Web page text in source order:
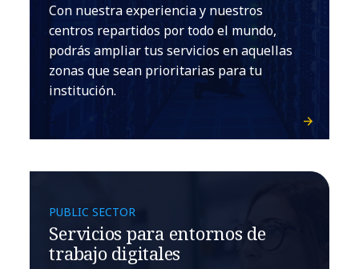
Con nuestra experiencia y nuestros
centros repartidos por todo el mundo,
podrás ampliar tus servicios en aquellas
zonas que sean prioritarias para tu
institución.
PUBLIC SECTOR
Servicios para entornos de
trabajo digitales